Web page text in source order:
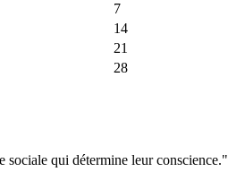
7
14
21
28
sociale qui détermine leur conscience."